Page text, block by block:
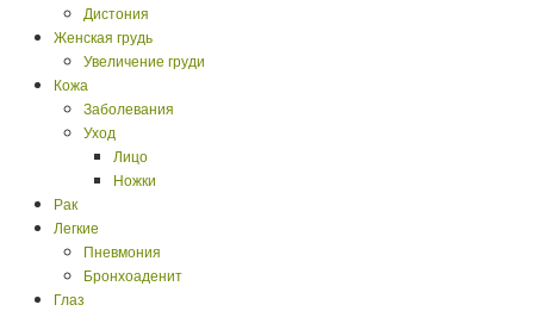
Дистония
Женская грудь
Увеличение груди
Кожа
Заболевания
Уход
Лицо
Ножки
Рак
Легкие
Пневмония
Бронхоаденит
Глаз